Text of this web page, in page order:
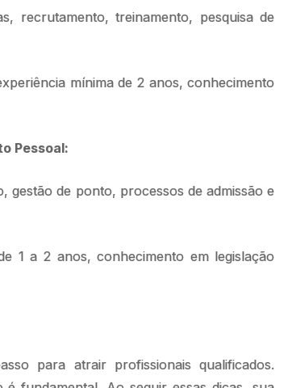
recrutamento, treinamento, pesquisa de
mínima de 2 anos, conhecimento
Pessoal:
gestão de ponto, processos de admissão e
1 a 2 anos, conhecimento em legislação
para atrair profissionais qualificados.